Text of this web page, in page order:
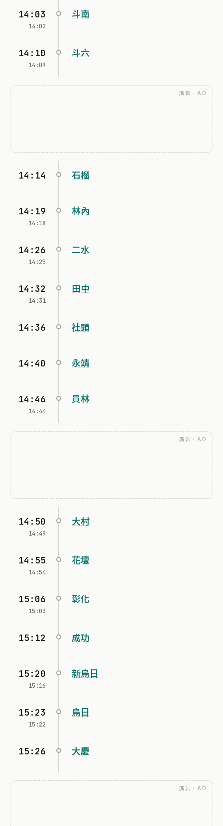
14:03
14:02
斗南
14:10
14:09
斗六
廣告 · AD
14:14 石榴
14:19
14:18
林內
14:26
14:25
二水
14:32
14:31
田中
14:36 社頭
14:40 永靖
14:46
14:44
員林
廣告 · AD
14:50
14:49
大村
14:55
14:54
花壇
15:06
15:03
彰化
15:12 成功
15:20
15:16
新烏日
15:23
15:22
烏日
15:26 大慶
廣告 · AD